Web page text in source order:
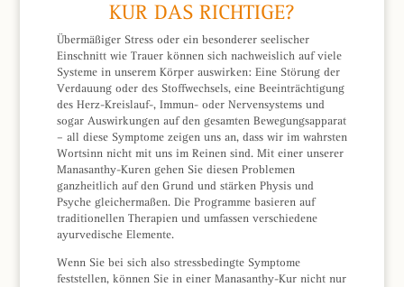
KUR DAS RICHTIGE?
Übermäßiger Stress oder ein besonderer seelischer
Einschnitt wie Trauer können sich nachweislich auf viele
Systeme in unserem Körper auswirken: Eine Störung der
Verdauung oder des Stoffwechsels, eine Beeinträchtigung
des Herz-Kreislauf-, Immun- oder Nervensystems und
sogar Auswirkungen auf den gesamten Bewegungsapparat
– all diese Symptome zeigen uns an, dass wir im wahrsten
Wortsinn nicht mit uns im Reinen sind. Mit einer unserer
Manasanthy-Kuren gehen Sie diesen Problemen
ganzheitlich auf den Grund und stärken Physis und
Psyche gleichermaßen. Die Programme basieren auf
traditionellen Therapien und umfassen verschiedene
ayurvedische Elemente.
Wenn Sie bei sich also stressbedingte Symptome
feststellen, können Sie in einer Manasanthy-Kur nicht nur